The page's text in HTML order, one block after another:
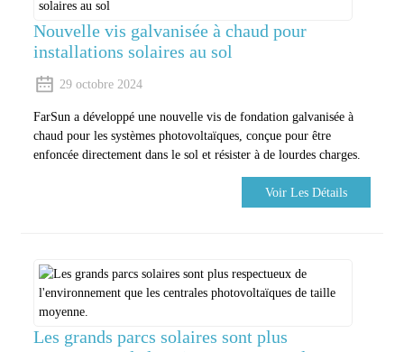
Nouvelle vis galvanisée à chaud pour
installations solaires au sol
29 octobre 2024
FarSun a développé une nouvelle vis de fondation galvanisée à
chaud pour les systèmes photovoltaïques, conçue pour être
enfoncée directement dans le sol et résister à de lourdes charges.
Voir Les Détails
Les grands parcs solaires sont plus